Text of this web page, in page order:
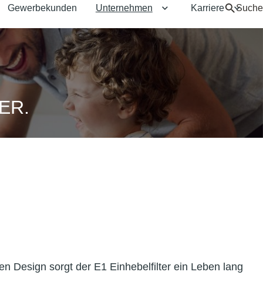
Suche
Gewerbekunden Unternehmen Untermenü für
Karriere
Design sorgt der E1 Einhebelfilter ein Leben lang